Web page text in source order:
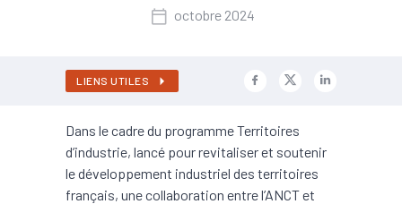
octobre 2024
LIENS UTILES
Dans le cadre du programme Territoires
d’industrie, lancé pour revitaliser et soutenir
le développement industriel des territoires
français, une collaboration entre l’ANCT et